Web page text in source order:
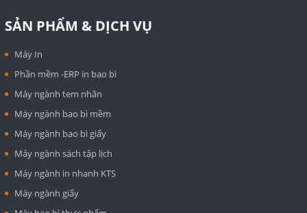
SẢN PHẨM & DỊCH VỤ
Máy In
Phần mềm -ERP in bao bì
Máy ngành tem nhãn
Máy ngành bao bì mềm
Máy ngành bao bì giấy
Máy ngành sách tập lịch
Máy ngành in nhanh KTS
Máy ngành giấy